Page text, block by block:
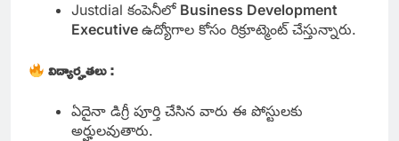
Justdial కంపెనీలో Business Development
Executive ఉద్యోగాల కోసం రిక్రూట్మెంట్ చేస్తున్నారు.
విద్యార్హతలు :
ఏదైనా డిగ్రీ పూర్తి చేసిన వారు ఈ పోస్టులకు
అర్హులవుతారు.